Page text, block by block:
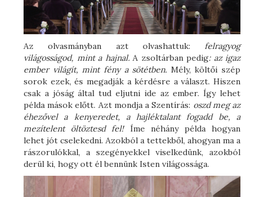
Az olvasmányban azt olvashattuk: felragyog
világosságod, mint a hajnal.A zsoltárban pedig: az igaz
ember világít, mint fény a sötétben. Mély, költői szép
sorok ezek, és megadják a kérdésre a választ. Hiszen
csak a jóság által tud eljutni ide az ember. Így lehet
példa mások előtt. Azt mondja a Szentírás: oszd meg az
éhezővel a kenyeredet, a hajléktalant fogadd be, a
mezítelent öltöztesd fel! Íme néhány példa hogyan
lehet jót cselekedni. Azokból a tettekből, ahogyan ma a
rászorulókkal, a szegényekkel viselkedünk, azokból
derül ki, hogy ott él bennünk Isten világossága.